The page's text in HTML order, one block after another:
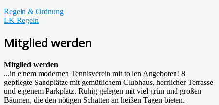
Regeln & Ordnung
LK Regeln
Mitglied werden
Mitglied werden
...in einem modernen Tennisverein mit tollen Angeboten! 8
gepflegte Sandplätze mit gemütlichem Clubhaus, herrlicher Terrasse
und eigenem Parkplatz. Ruhig gelegen mit viel grün und großen
Bäumen, die den nötigen Schatten an heißen Tagen bieten.